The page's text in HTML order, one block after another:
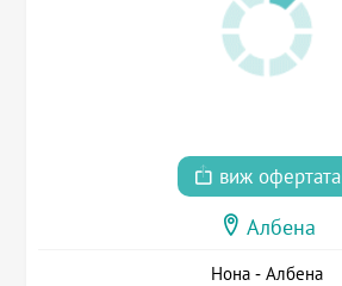
виж офертата
Албена
Нона - Албена